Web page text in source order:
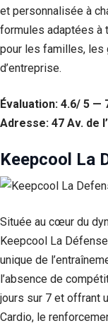
et personnalisée à
formules adaptées à
pour les familles, les
d’entreprise.
Évaluation: 4.6/ 5 —
Adresse: 47 Av. de
Keepcool La
Située au cœur du
Keepcool La
unique de
l’absence de
jours sur 7 et offrant
Cardio, le